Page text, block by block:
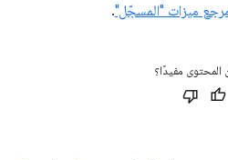
ميزات "المسجّل".
المحتوى مفيدًا؟